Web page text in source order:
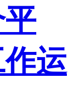
运